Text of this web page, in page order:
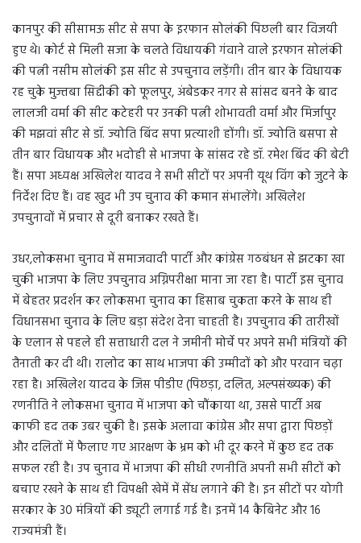
कानपुर की सीसामऊ सीट से सपा के इरफान सोलंकी पिछली बार विजयी
हुए थे। कोर्ट से मिली सजा के चलते विधायकी गंवाने वाले इरफान सोलंकी
की पत्नी नसीम सोलंकी इस सीट से उपचुनाव लड़ेंगी। तीन बार के विधायक
रह चुके मुज्तबा सिद्दीकी को फूलपुर, अंबेडकर नगर से सांसद बनने के बाद
लालजी वर्मा की सीट कटेहरी पर उनकी पत्नी शोभावती वर्मा और मिर्जापुर
की मझवां सीट से डॉ. ज्योति बिंद सपा प्रत्याशी होंगी। डॉ. ज्योति बसपा से
तीन बार विधायक और भदोही से भाजपा के सांसद रहे डॉ. रमेश बिंद की बेटी
हैं। सपा अध्यक्ष अखिलेश यादव ने सभी सीटों पर अपनी यूथ विंग को जुटने के
निर्देश दिए हैं। वह खुद भी उप चुनाव की कमान संभालेंगे। अखिलेश
उपचुनावों में प्रचार से दूरी बनाकर रखते हैं।
उधर,लोकसभा चुनाव में समाजवादी पार्टी और कांग्रेस गठबंधन से झटका खा
चुकी भाजपा के लिए उपचुनाव अग्निपरीक्षा माना जा रहा है। पार्टी इस चुनाव
में बेहतर प्रदर्शन कर लोकसभा चुनाव का हिसाब चुकता करने के साथ ही
विधानसभा चुनाव के लिए बड़ा संदेश देना चाहती है। उपचुनाव की तारीखों
के एलान से पहले ही सत्ताधारी दल ने जमीनी मोर्चे पर अपने सभी मंत्रियों की
तैनाती कर दी थी। रालोद का साथ भाजपा की उम्मीदों को और परवान चढ़ा
रहा है। अखिलेश यादव के जिस पीडीए (पिछड़ा, दलित, अल्पसंख्यक) की
रणनीति ने लोकसभा चुनाव में भाजपा को चौंकाया था, उससे पार्टी अब
काफी हद तक उबर चुकी है। इसके अलावा कांग्रेस और सपा द्वारा पिछड़ों
और दलितों में फैलाए गए आरक्षण के भ्रम को भी दूर करने में कुछ हद तक
सफल रही है। उप चुनाव में भाजपा की सीधी रणनीति अपनी सभी सीटों को
बचाए रखने के साथ ही विपक्षी खेमें में सेंध लगाने की है। इन सीटों पर योगी
सरकार के 30 मंत्रियों की ड्यूटी लगाई गई है। इनमें 14 कैबिनेट और 16
राज्यमंत्री हैं।